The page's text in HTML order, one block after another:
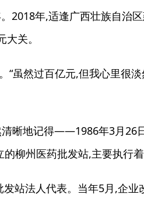
年,适逢广西壮族自治区
关。
然过百亿元,但我心里很淡
地记得——1986年3月26日
柳州医药批发站,主要执行
法人代表。当年5月,企业